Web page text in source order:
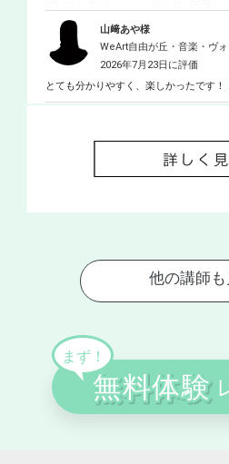
山﨑あや様
WeArt自由が丘・音楽・ヴ
2026年7月23日に評価
とても分かりやすく、楽しかったです！